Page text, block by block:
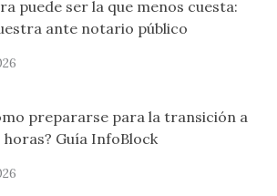
puede ser la que menos cuesta:
ante notario público
prepararse para la transición a
Guía InfoBlock